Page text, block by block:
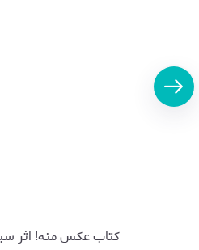
کتاب عکس منه! اثر